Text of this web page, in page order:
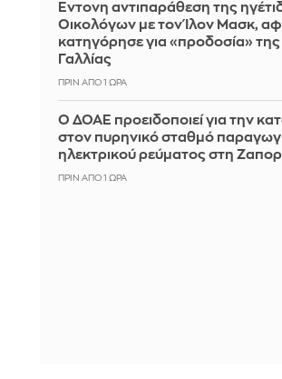
Έντονη αντιπαράθεση της
Οικολόγων με τον Ίλον Μασκ,
κατηγόρησε για «προδοσία» της
Γαλλίας
ΠΡΙΝ ΑΠΌ 1 ΏΡΑ
Ο ΔΟΑΕ προειδοποιεί για την
στον πυρηνικό σταθμό
ηλεκτρικού ρεύματος στη
ΠΡΙΝ ΑΠΌ 1 ΏΡΑ